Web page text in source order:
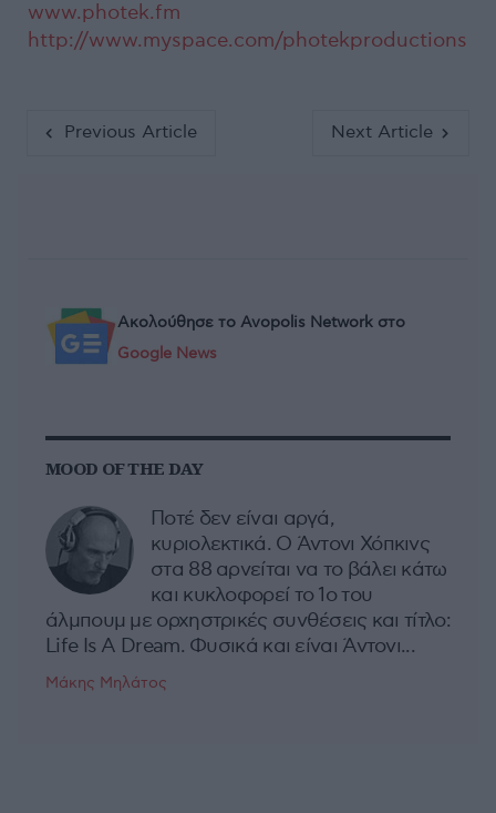
www.photek.fm
http://www.myspace.com/photekproductions
Previous Article Next Article
Ακολούθησε το Avopolis Network στο
Google News
MOOD OF THE DAY
Ποτέ δεν είναι αργά,
κυριολεκτικά. Ο Άντονι Χόπκινς
στα 88 αρνείται να το βάλει κάτω
και κυκλοφορεί το 1ο του
άλμπουμ με ορχηστρικές συνθέσεις και τίτλο:
Life Is A Dream. Φυσικά και είναι Άντονι...
Μάκης Μηλάτος